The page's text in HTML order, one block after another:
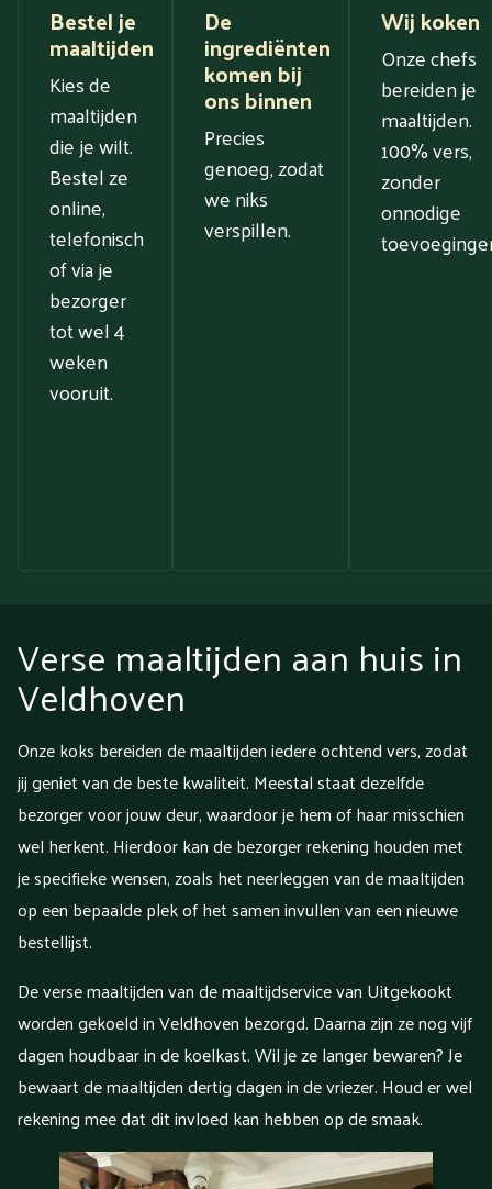
Bestel je
maaltijden
Kies de
maaltijden
die je wilt.
Bestel ze
online,
telefonisch
of via je
bezorger
tot wel 4
weken
vooruit.
De
ingrediënten
komen bij
ons binnen
Precies
genoeg, zodat
we niks
verspillen.
Wij koken
Onze chefs
bereiden je
maaltijden.
100% vers,
zonder
onnodige
Verse maaltijden aan huis in
Veldhoven
Onze koks bereiden de maaltijden iedere ochtend vers, zodat
jij geniet van de beste kwaliteit. Meestal staat dezelfde
bezorger voor jouw deur, waardoor je hem of haar misschien
wel herkent. Hierdoor kan de bezorger rekening houden met
je specifieke wensen, zoals het neerleggen van de maaltijden
op een bepaalde plek of het samen invullen van een nieuwe
bestellijst.
De verse maaltijden van de maaltijdservice van Uitgekookt
worden gekoeld in Veldhoven bezorgd. Daarna zijn ze nog vijf
dagen houdbaar in de koelkast. Wil je ze langer bewaren? Je
bewaart de maaltijden dertig dagen in de vriezer. Houd er wel
rekening mee dat dit invloed kan hebben op de smaak.